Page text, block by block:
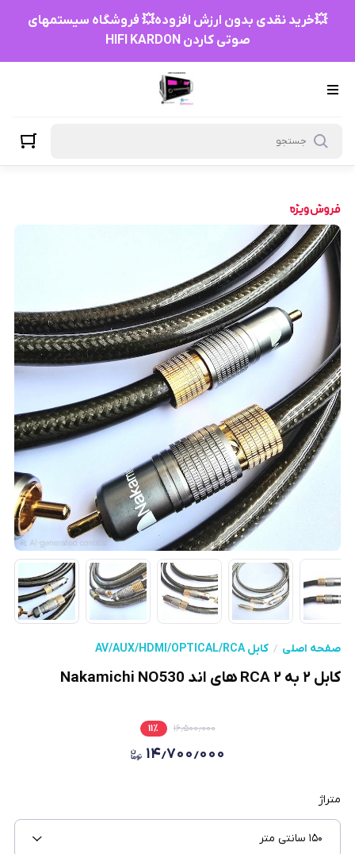
💥خرید نقدی بدون ارزش افزوده💥 فروشگاه سیستمهای
صوتی کاردن HIFI KARDON
صفحه اصلی کابل AV/AUX/HDMI/OPTICAL/RCA
کابل ۲ به ۲ RCA های اند Nakamichi NO530
۱۶٫۵۰۰٫۰۰۰ ۱۱٪
۱۴٫۷۰۰٫۰۰۰
متراژ
۱۵۰ سانتی متر